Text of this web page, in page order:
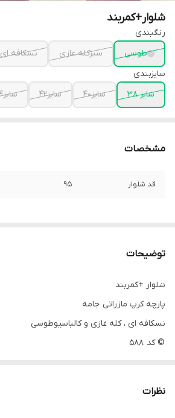
شلوار+کمربند
رنگبندی
طوسی
سبزکله غازی نسکافه ای
سایزبندی
سایز ۳۸
سایز۴۰ سایز۴۲ سایز۴۴
مشخصات
قد شلوار ۹۵
توضیحات
شلوار +کمربند
پارچه کرپ مازراتی جامه
نسکافه ای ، کله غازی و کالباسیوطوسی
© کد 588
قیمت همکاری حراجستون 150/000
نظرات